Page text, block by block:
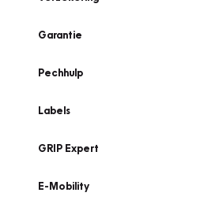
Garantie
Pechhulp
Labels
GRIP Expert
E-Mobility